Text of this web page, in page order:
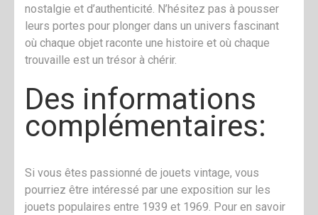
nostalgie et d’authenticité. N’hésitez pas à pousser
leurs portes pour plonger dans un univers fascinant
où chaque objet raconte une histoire et où chaque
trouvaille est un trésor à chérir.
Des informations
complémentaires:
Si vous êtes passionné de jouets vintage, vous
pourriez être intéressé par une exposition sur les
jouets populaires entre 1939 et 1969. Pour en savoir